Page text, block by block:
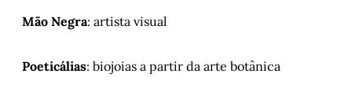
Mão Negra: artista visual
Poeticálias: biojoias a partir da arte botânica